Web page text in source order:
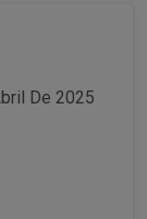
De 2025